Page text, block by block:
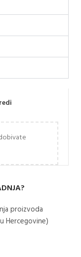
proizvoda
Hercegovine)